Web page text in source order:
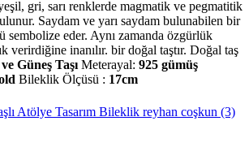
gri, sarı renklerde magmatik ve pegmatitik
Saydam ve yarı saydam bulunabilen bir
sembolize eder. Aynı zamanda özgürlük
verirdiğine inanılır. bir doğal taştır. Doğal taş
Güneş Taşı Meterayal: 925 gümüş
Bileklik Ölçüsü : 17cm